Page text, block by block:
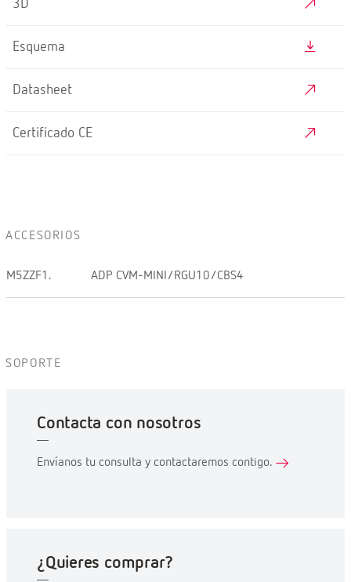
3D
Esquema
Datasheet
Certificado CE
ACCESORIOS
M5ZZF1. ADP CVM-MINI/RGU10/CBS4
SOPORTE
Contacta con nosotros
Envíanos tu consulta y contactaremos contigo.
¿Quieres comprar?